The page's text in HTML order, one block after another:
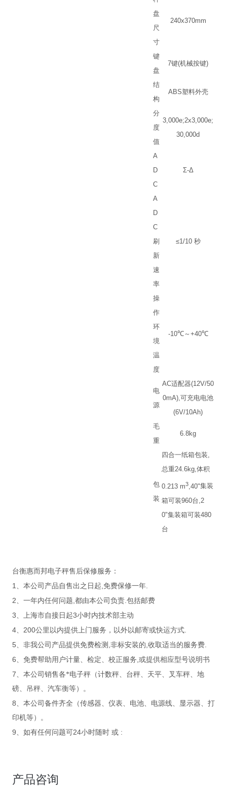
盘
尺
寸
240x370mm
键
盘
7键(机械按键)
结
构
ABS塑料外壳
分
度
值
3,000e;2x3,000e;
30,000d
A
D
C
Σ-Δ
A
D
C
刷
新
速
率
≤1/10 秒
操
作
环
境
温
度
-10℃～ +40℃
电
源
AC适配器(12V/50
0mA),可充电电池
(6V/10Ah)
毛
重
6.8kg
包
装
四合一纸箱包装,
总重24.6kg,体积
0.213 m3,40"集装
箱可装960台 ,2
0"集装箱可装480
台
台衡惠而邦电子秤售后保修服务：
1、本公司产品自售出之日起,免费保修一年.
2、一年内任何问题,都由本公司负责.包括邮费
3、上海市自接日起3小时内技术部主动
4、 200公里以内提供上门服务，以外以邮寄或快运方式.
5、非我公司产品提供免费检测 ,非标安装的,收取适当的服务费.
6、免费帮助用户计量、检定、校正服务,或提供相应型号说明书
7、本公司销售各*电子秤（计数秤、台秤、天平、叉车秤、地
磅、吊秤、汽车衡等）。
8、本公司备件齐全（传感器、仪表、电池、电源线、显示器、打
印机等）。
9、如有任何问题可24小时随时 或:
产品咨询